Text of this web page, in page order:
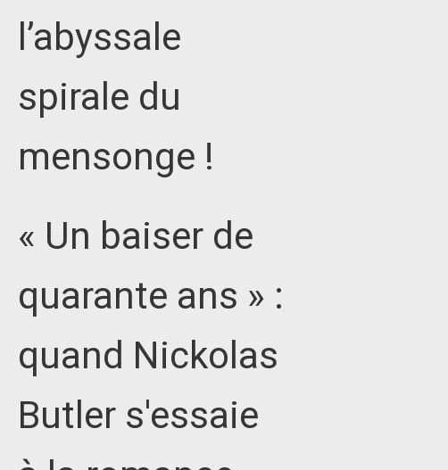
l’abyssale
spirale du
mensonge !
« Un baiser de
quarante ans » :
quand Nickolas
Butler s'essaie